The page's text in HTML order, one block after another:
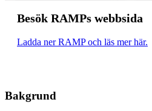
Besök RAMPs webbsida
Ladda ner RAMP och läs mer här.
Bakgrund